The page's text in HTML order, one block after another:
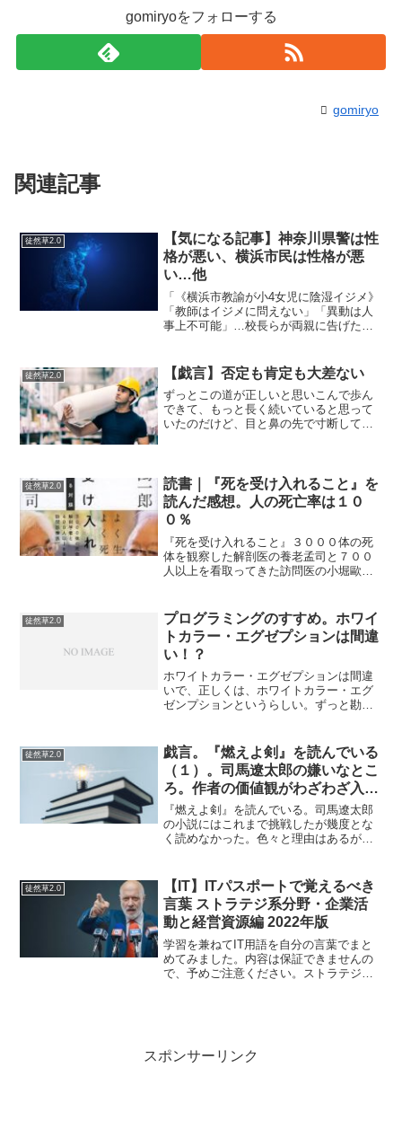
gomiryoをフォローする
gomiryo
関連記事
徒然草2.0
【気になる記事】神奈川県警は性
格が悪い、横浜市民は性格が悪
い…他
「《横浜市教諭が小4女児に陰湿イジメ》
「教師はイジメに問えない」「異動は人
事上不可能」…校長らが両親に告げた言
か…て知り合いもいるので大きな声では
言えないが、ブラッ...
徒然草2.0 【戯言】否定も肯定も大差ない
ずっとこの道が正しいと思いこんで歩ん
できて、もっと長く続いていると思って
いたのだけど、目と鼻の先で寸断してい
この道で俺は生きてきたの...
徒然草2.0
読書｜『死を受け入れること』を
読んだ感想。人の死亡率は１０
０％
『死を受け入れること』３０００体の死
体を観察した解剖医の養老孟司と７００
人以上を看取ってきた訪問医の小堀歐一
という問いに、死人と向き合ってきた老
人たちが語り合う薄い対談...
徒然草2.0
プログラミングのすすめ。ホワイ
トカラー・エグゼプションは間違
い！？
ホワイトカラー・エグゼプションは間違
いで、正しくは、ホワイトカラー・エグ
ゼンプションというらしい。ずっと勘違
exceptionと言うので、そっちの言葉だと
思っていた。ex...
徒然草2.0
戯言。『燃えよ剣』を読んでいる
（１）。司馬遼太郎の嫌いなとこ
ろ。作者の価値観がわざわざ入る
ところ。
『燃えよ剣』を読んでいる。司馬遼太郎
の小説にはこれまで挑戦したが幾度とな
く読めなかった。色々と理由はあるが、
中の六社明神の祭礼であった。俗に、く
らやみ祭といわれる。歳...
徒然草2.0
【IT】ITパスポートで覚えるべき
言葉 ストラテジ系分野・企業活
動と経営資源編 2022年版
学習を兼ねてIT用語を自分の言葉でまと
めてみました。内容は保証できませんの
で、予めご注意ください。ストラテジ系
スポンサーリンク